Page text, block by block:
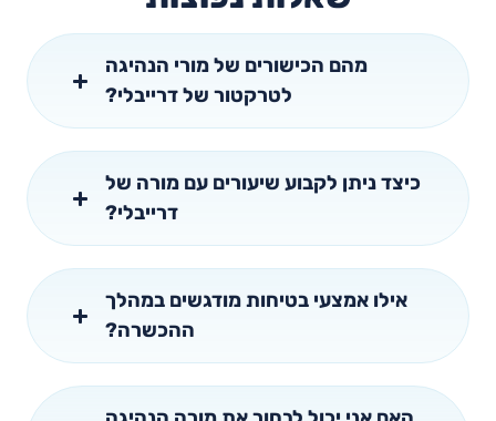
מהם הכישורים של מורי הנהיגה
לטרקטור של דרייבלי?
כיצד ניתן לקבוע שיעורים עם מורה של
דרייבלי?
אילו אמצעי בטיחות מודגשים במהלך
ההכשרה?